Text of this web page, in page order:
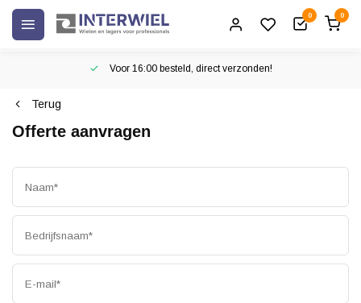
0 0
Voor 16:00 besteld, direct verzonden!
Terug
Offerte aanvragen